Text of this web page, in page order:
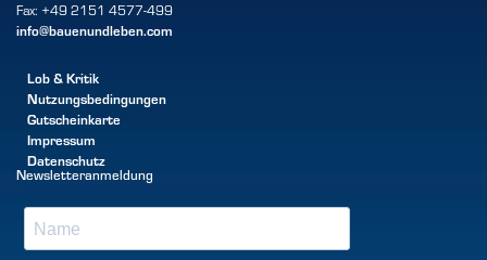
Fax: +49 2151 4577-499
info@bauenundleben.com
Lob & Kritik
Nutzungsbedingungen
Gutscheinkarte
Impressum
Datenschutz
Newsletteranmeldung